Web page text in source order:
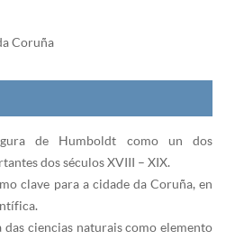
Coruña
de Humboldt como un dos
dos séculos XVIII – XIX.
clave para a cidade da Coruña, en
ciencias naturais como elemento